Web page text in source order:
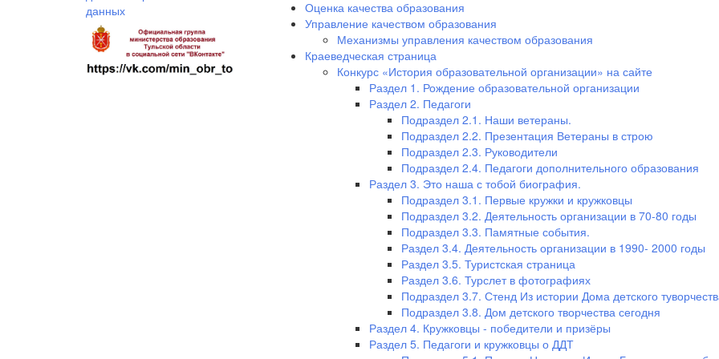
данных
Оценка качества образования
Управление качеством образования
Механизмы управления качеством образования
Краеведческая страница
Конкурс «История образовательной организации» на сайте
Раздел 1. Рождение образовательной организации
Раздел 2. Педагоги
Подраздел 2.1. Наши ветераны.
Подраздел 2.2. Презентация Ветераны в строю
Подраздел 2.3. Руководители
Подраздел 2.4. Педагоги дополнительного образования
Раздел 3. Это наша с тобой биография.
Подраздел 3.1. Первые кружки и кружковцы
Подраздел 3.2. Деятельность организации в 70-80 годы
Подраздел 3.3. Памятные события.
Раздел 3.4. Деятельность организации в 1990- 2000 годы
Раздел 3.5. Туристская страница
Раздел 3.6. Турслет в фотографиях
Подраздел 3.7. Стенд Из истории Дома детского
Подраздел 3.8. Дом детского творчества сегодня
Раздел 4. Кружковцы - победители и призёры
Раздел 5. Педагоги и кружковцы о ДДТ